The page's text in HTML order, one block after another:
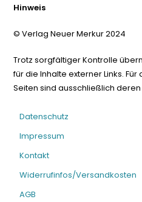
Hinweis
© Verlag Neuer Merkur 2024
Trotz sorgfältiger Kontrolle
für die Inhalte externer Links.
Seiten sind ausschließlich
Datenschutz
Impressum
Kontakt
Widerrufinfos/Versandkosten
AGB